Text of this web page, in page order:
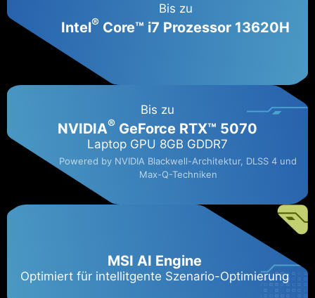
Bis zu
Intel® Core™ i7 Prozessor 13620H
Bis zu
NVIDIA® GeForce RTX™ 5070
Laptop GPU 8GB GDDR7
Powered by NVIDIA Blackwell-Architektur, DLSS 4 und
Max-Q-Techniken
MSI AI Engine
Optimiert für intellitgente Szenario-Optimierung